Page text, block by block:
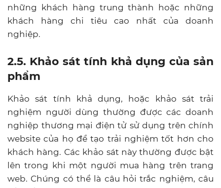
những khách hàng trung thành hoặc những
khách hàng chi tiêu cao nhất của doanh
nghiệp.
2.5. Khảo sát tính khả dụng của sản
phẩm
Khảo sát tính khả dụng, hoặc khảo sát trải
nghiệm người dùng thường được các doanh
nghiệp thương mại điện tử sử dụng trên chính
website của họ để tạo trải nghiệm tốt hơn cho
khách hàng. Các khảo sát này thường được bật
lên trong khi một người mua hàng trên trang
web. Chúng có thể là câu hỏi trắc nghiệm, câu